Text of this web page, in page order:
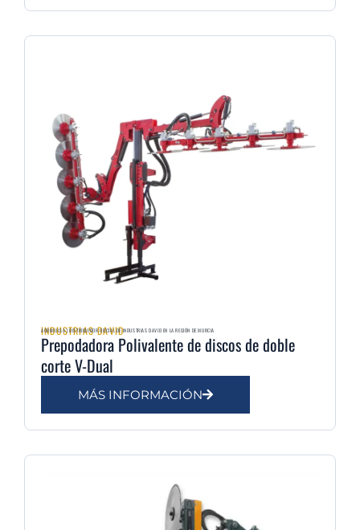
INDUSTRIAS DAVID
AGRIMULSA | DISTRIBUIDOR OFICIAL DE INDUSTRIAS DAVID EN LA REGIÓN DE MURCIA
Prepodadora Polivalente de discos de doble
corte V-Dual
MÁS INFORMACIÓN